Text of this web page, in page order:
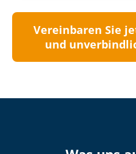
Vereinbaren Sie
und